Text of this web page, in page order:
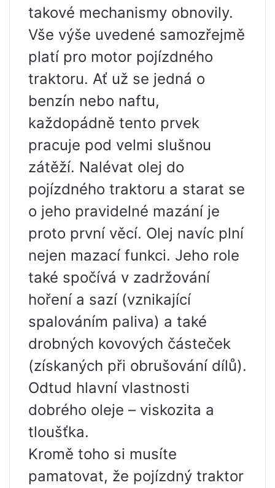
takové mechanismy obnovily.
Vše výše uvedené samozřejmě
platí pro motor pojízdného
traktoru. Ať už se jedná o
benzín nebo naftu,
každopádně tento prvek
pracuje pod velmi slušnou
zátěží. Nalévat olej do
pojízdného traktoru a starat se
o jeho pravidelné mazání je
proto první věcí. Olej navíc plní
nejen mazací funkci. Jeho role
také spočívá v zadržování
hoření a sazí (vznikající
spalováním paliva) a také
drobných kovových částeček
(získaných při obrušování dílů).
Odtud hlavní vlastnosti
dobrého oleje – viskozita a
tloušťka.
Kromě toho si musíte
pamatovat, že pojízdný traktor